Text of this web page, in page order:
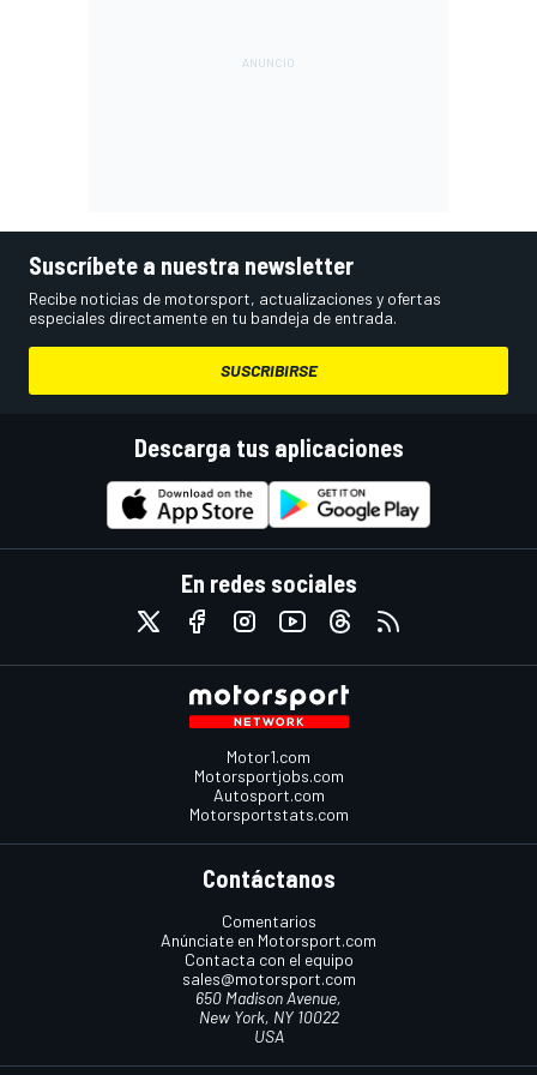
Suscríbete a nuestra newsletter
Recibe noticias de motorsport, actualizaciones y ofertas
especiales directamente en tu bandeja de entrada.
SUSCRIBIRSE
Descarga tus aplicaciones
En redes sociales
Motor1.com
Motorsportjobs.com
Autosport.com
Motorsportstats.com
Contáctanos
Comentarios
Anúnciate en Motorsport.com
Contacta con el equipo
sales@motorsport.com
650 Madison Avenue,
New York, NY 10022
USA